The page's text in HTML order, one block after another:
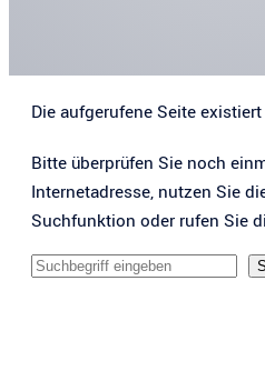
Die aufgerufene Seite
Bitte überprüfen Sie noch
Internetadresse, nutzen Sie
Suchfunktion oder rufen Sie
Sucheingabe